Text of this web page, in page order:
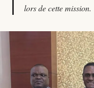
lors de cette mission.